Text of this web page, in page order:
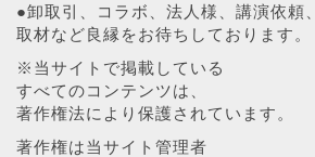
●卸取引、コラボ、法人様、講演依頼、
取材など良縁をお待ちしております。
※当サイトで掲載している
すべてのコンテンツは、
著作権法により保護されています。
著作権は当サイト管理者